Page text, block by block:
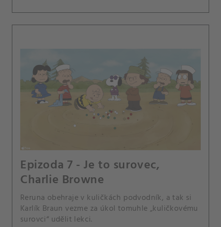
Epizoda 7 - Je to surovec,
Charlie Browne
Reruna obehraje v kuličkách podvodník, a tak si
Karlík Braun vezme za úkol tomuhle „kuličkovému
surovci“ udělit lekci.